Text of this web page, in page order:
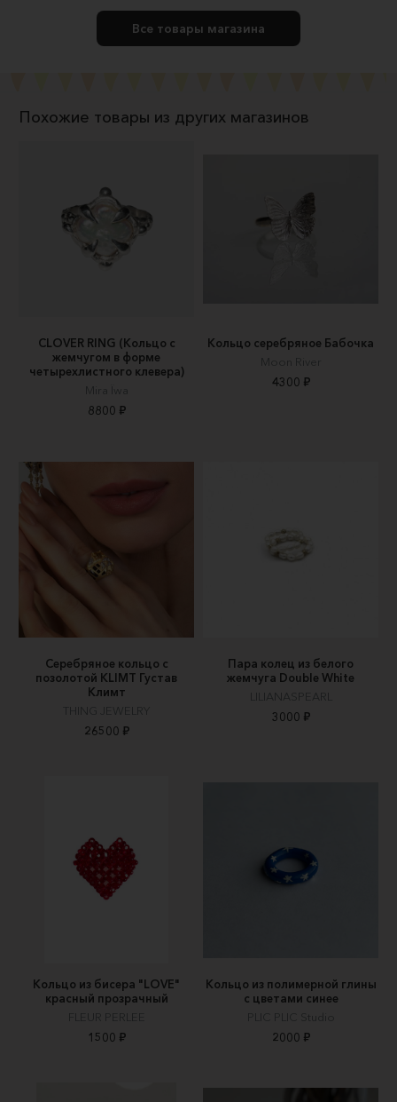
Все товары магазина
Похожие товары из других магазинов
CLOVER RING (Кольцо с
жемчугом в форме
четырехлистного клевера)
Mira Ïwa
8800 ₽
Кольцо серебряное Бабочка
Moon River
4300 ₽
Серебряное кольцо с
позолотой KLIMT Густав
Климт
THING JEWELRY
26500 ₽
Пара колец из белого
жемчуга Double White
LILIANASPEARL
3000 ₽
Кольцо из бисера "LOVE"
красный прозрачный
FLEUR PERLEE
1500 ₽
Кольцо из полимерной глины
с цветами синее
PLIC PLIC Studio
2000 ₽